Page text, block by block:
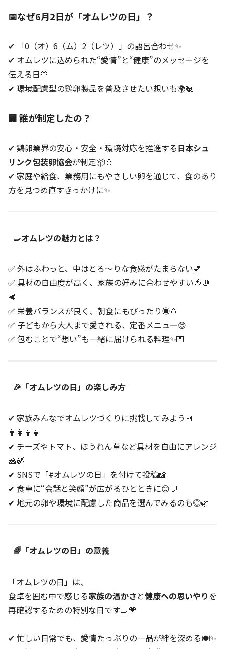
📅なぜ6月2日が「オムレツの日」？
✔ 「0（オ）6（ム）2（レツ）」の語呂合わせ✨
✔ オムレツに込められた“愛情”と“健康”のメッセージを
伝える日💛
✔ 環境配慮型の鶏卵製品を普及させたい想いも🌍🐔
🏢 誰が制定したの？
✔ 鶏卵業界の安心・安全・環境対応を推進する日本シュ
リンク包装卵協会が制定📦🥚
✔ 家庭や給食、業務用にもやさしい卵を通じて、食のあり
方を見つめ直すきっかけに✨
🍳オムレツの魅力とは？
✅ 外はふわっと、中はとろ〜りな食感がたまらない💕
✅ 具材の自由度が高く、家族の好みに合わせやすい🍅🧅
🥩
✅ 栄養バランスが良く、朝食にもぴったり☀️🥚
✅ 子どもから大人まで愛される、定番メニュー😊
✅ 包むことで“想い”も一緒に届けられる料理✨💌
🎉「オムレツの日」の楽しみ方
✔ 家族みんなでオムレツづくりに挑戦してみよう🍴
👨‍👩‍👧‍👦
✔ チーズやトマト、ほうれん草など具材を自由にアレンジ
🧀🍃
✔ SNSで「#オムレツの日」を付けて投稿📸
✔ 食卓に“会話と笑顔”が広がるひとときに😊💬
✔ 地元の卵や環境に配慮した商品を選んでみるのも◎🌿
🌈「オムレツの日」の意義
「オムレツの日」は、
食卓を囲む中で感じる家族の温かさと健康への思いやりを
再確認するための特別な日です🍳💗
✔ 忙しい日常でも、愛情たっぷりの一品が絆を深める🍽️✨